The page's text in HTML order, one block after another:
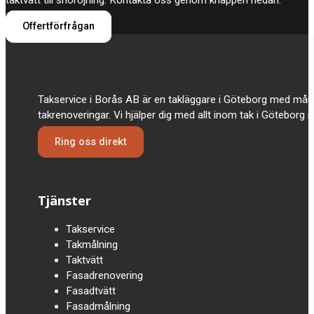
Offertförfrågan
Takservice i Borås AB är en takläggare i Göteborg med
takrenoveringar. Vi hjälper dig med allt inom tak i Göteborg
Ring oss direkt
Tjänster
Takservice
Takmålning
Taktvätt
Fasadrenovering
Fasadtvätt
Fasadmålning